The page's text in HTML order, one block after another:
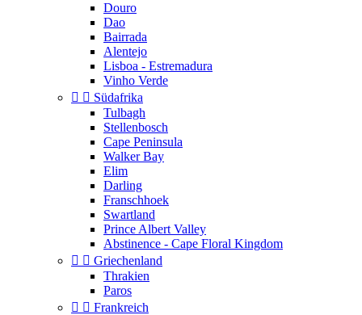
Douro
Dao
Bairrada
Alentejo
Lisboa - Estremadura
Vinho Verde
  Südafrika
Tulbagh
Stellenbosch
Cape Peninsula
Walker Bay
Elim
Darling
Franschhoek
Swartland
Prince Albert Valley
Abstinence - Cape Floral Kingdom
  Griechenland
Thrakien
Paros
  Frankreich